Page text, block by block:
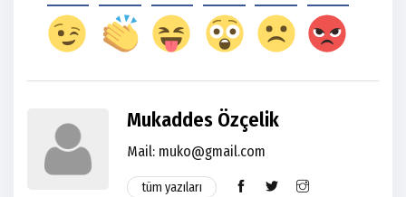
Mukaddes Özçelik
Mail: muko@gmail.com
tüm yazıları